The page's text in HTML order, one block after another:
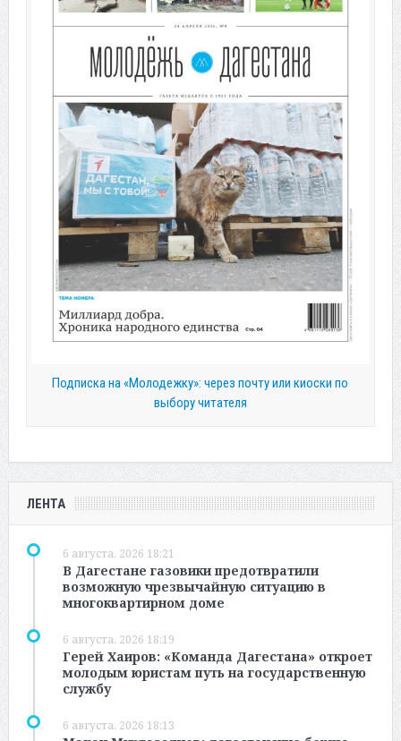
Подписка на «Молодежку»: через почту или киоски по
выбору читателя
ЛЕНТА
6 августа, 2026 18:21
В Дагестане газовики предотвратили
возможную чрезвычайную ситуацию в
многоквартирном доме
6 августа, 2026 18:19
Герей Хаиров: «Команда Дагестана» откроет
молодым юристам путь на государственную
службу
6 августа, 2026 18:13